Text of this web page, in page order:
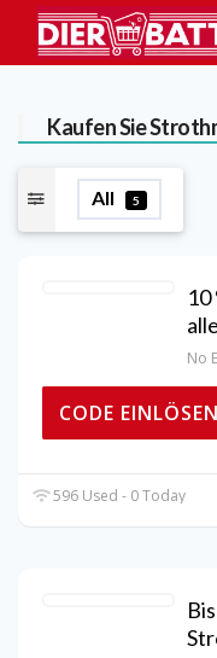
Kaufen Sie
All 5
No
CODE EINLÖSEN
596 Used - 0 Today